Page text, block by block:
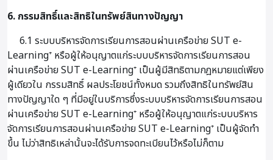
6. กรรมสิทธิ์และสิทธิในทรัพย์สินทางปัญญา
6.1 ระบบบริหารจัดการเรียนการสอนผ่านเครือข่าย SUT e-
Learning⁺ หรือผู้ให้อนุญาตแก่ระบบบริหารจัดการเรียนการสอน
ผ่านเครือข่าย SUT e-Learning⁺ เป็นผู้มีสิทธิตามกฎหมายแต่เพียง
ผู้เดียวใน กรรมสิทธิ์ ผลประโยชน์ทั้งหมด รวมถึงสิทธิในทรัพย์สิน
ทางปัญญาใด ๆ ที่มีอยู่ในบริการซึ่งระบบบริหารจัดการเรียนการสอน
ผ่านเครือข่าย SUT e-Learning⁺ หรือผู้ให้อนุญาตแก่ระบบบริหาร
จัดการเรียนการสอนผ่านเครือข่าย SUT e-Learning⁺ เป็นผู้จัดทำ
ขึ้น ไม่ว่าสิทธิเหล่านั้นจะได้รับการจดทะเบียนไว้หรือไม่ก็ตาม